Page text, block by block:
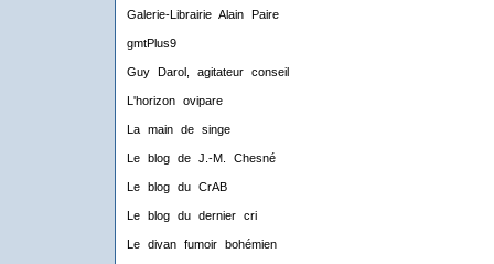
Galerie-Librairie Alain Paire
gmtPlus9
Guy Darol, agitateur conseil
L'horizon ovipare
La main de singe
Le blog de J.-M. Chesné
Le blog du CrAB
Le blog du dernier cri
Le divan fumoir bohémien